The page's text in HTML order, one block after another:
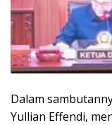
Dalam
Yullian Effendi,